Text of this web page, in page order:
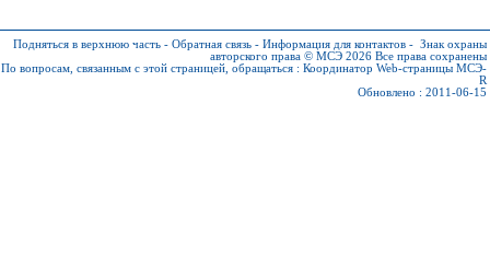
Подняться в верхнюю часть - Обратная связь - Информация для контактов - Знак охраны
авторского права © МСЭ 2026 Все права сохранены
По вопросам, связанным с этой страницей, обращаться : Координатор Web-страницы МСЭ-
R
Обновлено : 2011-06-15